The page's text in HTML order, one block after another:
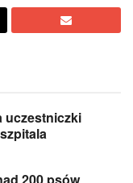
uczestniczki